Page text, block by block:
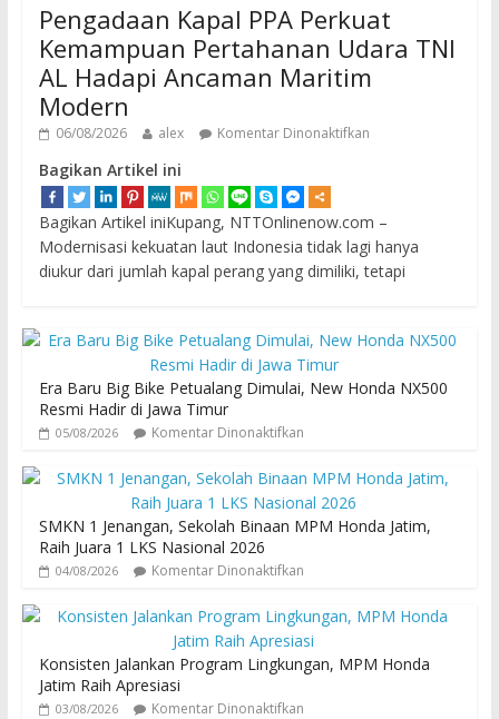
Pengadaan Kapal PPA Perkuat
Kemampuan Pertahanan Udara TNI
AL Hadapi Ancaman Maritim
Modern
06/08/2026 alex Komentar Dinonaktifkan
Bagikan Artikel ini
Bagikan Artikel iniKupang, NTTOnlinenow.com –
Modernisasi kekuatan laut Indonesia tidak lagi hanya
diukur dari jumlah kapal perang yang dimiliki, tetapi
Era Baru Big Bike Petualang Dimulai, New Honda NX500
Resmi Hadir di Jawa Timur
05/08/2026 Komentar Dinonaktifkan
SMKN 1 Jenangan, Sekolah Binaan MPM Honda Jatim,
Raih Juara 1 LKS Nasional 2026
04/08/2026 Komentar Dinonaktifkan
Konsisten Jalankan Program Lingkungan, MPM Honda
Jatim Raih Apresiasi
03/08/2026 Komentar Dinonaktifkan